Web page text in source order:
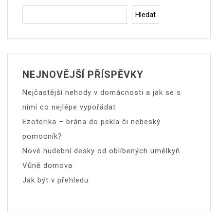
Hledat
NEJNOVĚJŠÍ PŘÍSPĚVKY
Nejčastější nehody v domácnosti a jak se s
nimi co nejlépe vypořádat
Ezoterika – brána do pekla či nebeský
pomocník?
Nové hudební desky od oblíbených umělkyň
Vůně domova
Jak být v přehledu